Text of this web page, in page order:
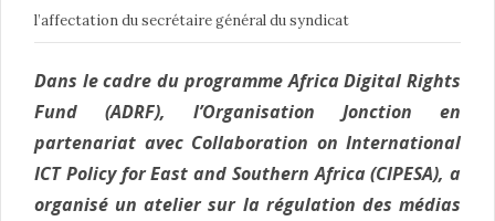
l’affectation du secrétaire général du syndicat
Dans le cadre du programme Africa Digital Rights
Fund (ADRF), l’Organisation Jonction en
partenariat avec Collaboration on International
ICT Policy for East and Southern Africa (CIPESA), a
organisé un atelier sur la régulation des médias